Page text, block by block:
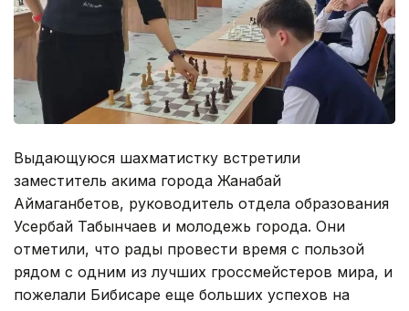
Выдающуюся шахматистку встретили
заместитель акима города Жанабай
Аймаганбетов, руководитель отдела образования
Усербай Табынчаев и молодежь города. Они
отметили, что рады провести время с пользой
рядом с одним из лучших гроссмейстеров мира, и
пожелали Бибисаре еще больших успехов на